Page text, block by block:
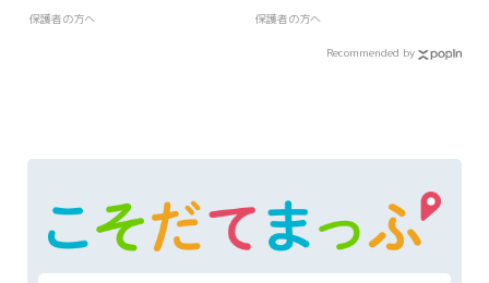
ポート
保護者の方へ
催
保護者の方へ
Recommended by